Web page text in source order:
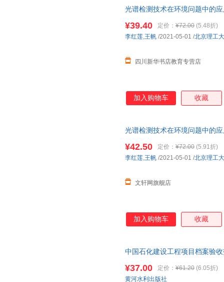
光谱检测技术在环境问题中的
¥39.40 定价： ¥72.00 (5.48折)
四川新华书店教育专营店
李红莲,王帆 /2021-05-01 /北京理工
加入购物车 收藏
光谱检测技术在环境问题中的
¥42.50 定价： ¥72.00 (5.91折)
文轩网旗舰店
李红莲,王帆 /2021-05-01 /北京理工
加入购物车 收藏
中国石化建设工程项目档案验
¥37.00 定价： ¥61.20 (6.05折)
黄河水利出版社